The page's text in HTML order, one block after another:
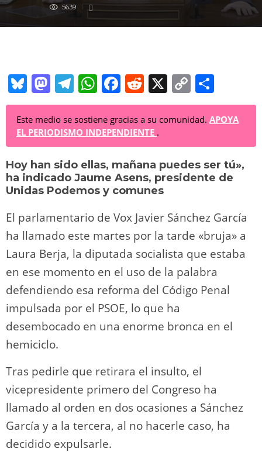
5639
Bl
u
e
sk
y
M
a
st
o
d
o
T
el
e
gr
a
m
W
h
at
s
A
p
p
F
a
c
e
b
o
k
R
e
d
di
t
X
C
o
p
y
Li
n
k
o
m
p
ar
tir
Este medio se sostiene gracias a su comunidad. APOYA
EL PERIODISMO INDEPENDIENTE .
Hoy han sido ellas, mañana puedes ser tú»,
ha indicado Jaume Asens, presidente de
Unidas Podemos y comunes
El parlamentario de Vox Javier Sánchez García
ha llamado este martes por la tarde «bruja» a
Laura Berja, la diputada socialista que estaba
en ese momento en el uso de la palabra
defendiendo esa reforma del Código Penal
impulsada por el PSOE, lo que ha
desembocado en una enorme bronca en el
hemiciclo.
Tras pedirle que retirara el insulto, el
vicepresidente primero del Congreso ha
llamado al orden en dos ocasiones a Sánchez
García y a la tercera, al no hacerle caso, ha
decidido expulsarle.